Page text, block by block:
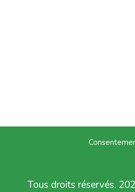
Tous droits réservés.